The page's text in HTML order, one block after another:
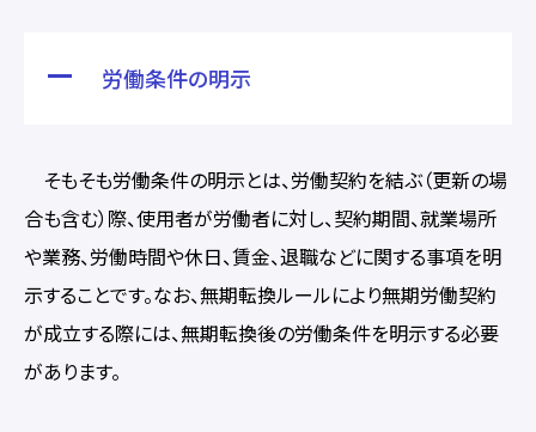
労働条件の明示
そもそも労働条件の明示とは、労働契約を結ぶ（更新の場
合も含む）際、使用者が労働者に対し、契約期間、就業場所
や業務、労働時間や休日、賃金、退職などに関する事項を明
示することです。なお、無期転換ルールにより無期労働契約
が成立する際には、無期転換後の労働条件を明示する必要
があります。